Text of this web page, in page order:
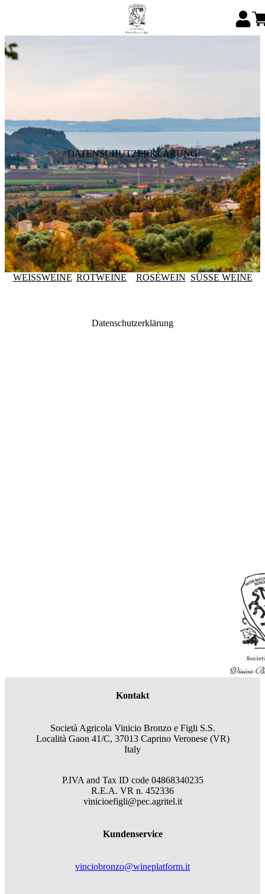
DATENSCHUTZERKLÄRUNG
WEISSWEINE ROTWEINE ROSÈWEIN SÜSSE WEINE
Datenschutzerklärung
Kontakt
Società Agricola Vinicio Bronzo e Figli S.S.
Località Gaon 41/C, 37013 Caprino Veronese (VR)
Italy
P.IVA and Tax ID code 04868340235
R.E.A. VR n. 452336
vinicioefigli@pec.agritel.it
Kundenservice
vinciobronzo@wineplatform.it